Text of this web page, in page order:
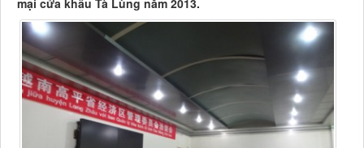
mại cửa khẩu Tà Lùng năm 2013.